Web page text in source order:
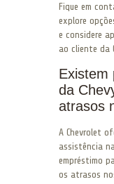
Fique em
explore
e considere
ao cliente da
Existem
da
atrasos
A Chevrolet
assistência
empréstimo
os atrasos